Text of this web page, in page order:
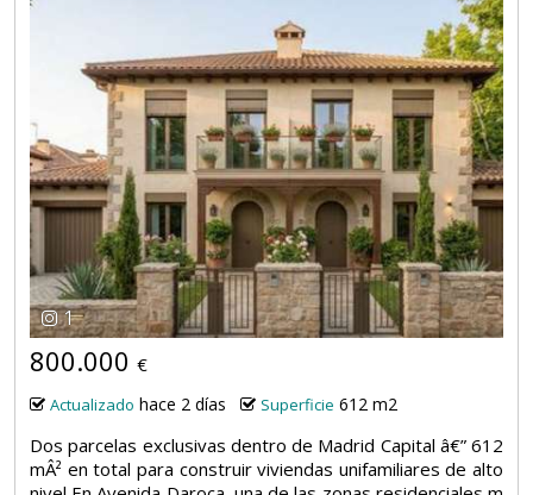
1
800.000 €
Actualizado hace 2 días Superficie 612 m2
Dos parcelas exclusivas dentro de Madrid Capital â€” 612
mÂ² en total para construir viviendas unifamiliares de alto